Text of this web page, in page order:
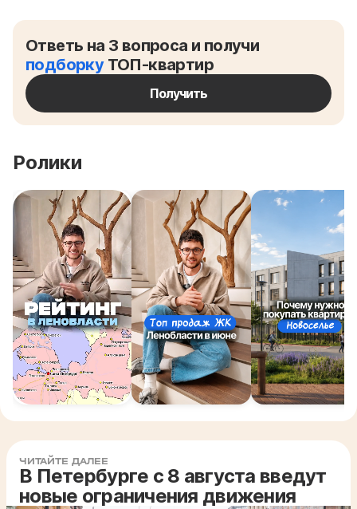
Ответь на 3 вопроса и получи
подборкуТОП-квартир
Получить
Ролики
ЧИТАЙТЕ ДАЛЕЕ
В Петербурге с 8 августа введут
новые ограничения движения